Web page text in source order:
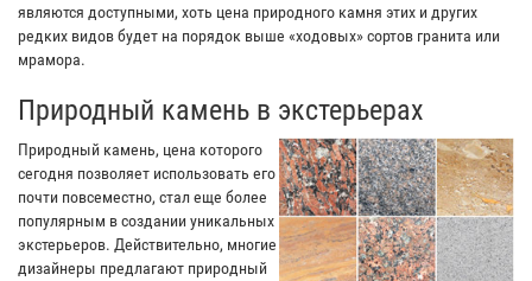
являются доступными, хоть цена природного камня этих и других
редких видов будет на порядок выше «ходовых» сортов гранита или
мрамора.
Природный камень в экстерьерах
Природный камень, цена которого
сегодня позволяет использовать его
почти повсеместно, стал еще более
популярным в создании уникальных
экстерьеров. Действительно, многие
дизайнеры предлагают природный